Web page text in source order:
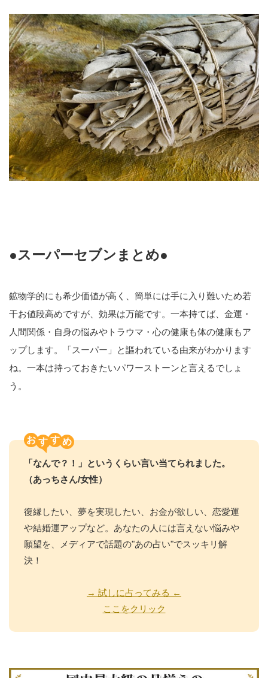
●スーパーセブンまとめ●
鉱物学的にも希少価値が高く、簡単には手に入り難いため若
干お値段高めですが、効果は万能です。一本持てば、金運・
人間関係・自身の悩みやトラウマ・心の健康も体の健康もア
ップします。「スーパー」と謳われている由来がわかります
ね。一本は持っておきたいパワーストーンと言えるでしょ
う。
お す
「なんで？！」というくらい言い当てられました。
（あっちさん/女性）
復縁したい、夢を実現したい、お金が欲しい、恋愛運
や結婚運アップなど。あなたの人には言えない悩みや
願望を、メディアで話題の"あの占い"でスッキリ解
決！
→ 試しに占ってみる ←
ここをクリック